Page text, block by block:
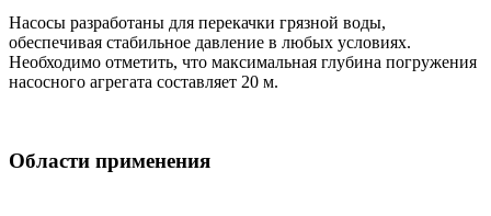
Насосы разработаны для перекачки грязной воды,
обеспечивая стабильное давление в любых условиях.
Необходимо отметить, что максимальная глубина погружения
насосного агрегата составляет 20 м.
Области применения